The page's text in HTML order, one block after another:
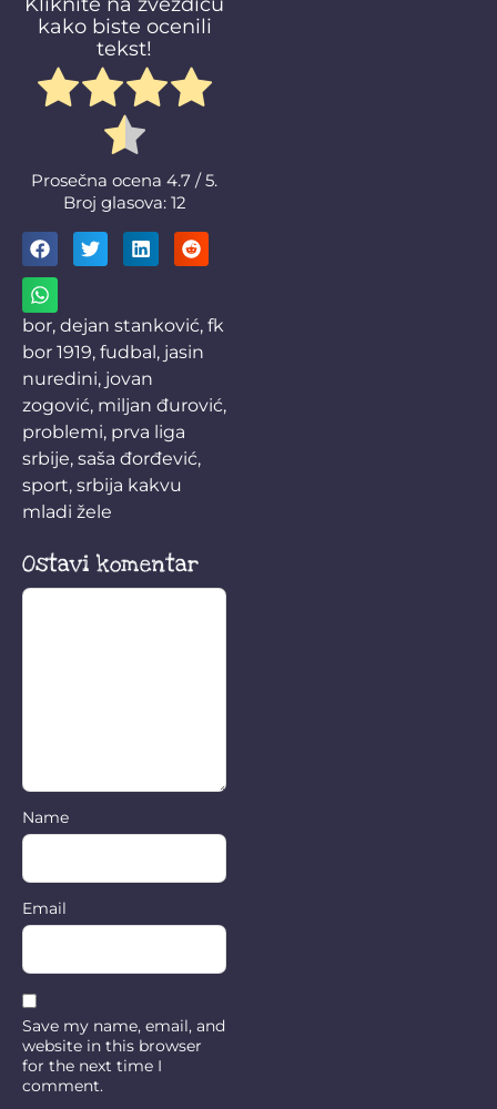
kako biste ocenili
tekst!
Prosečna ocena 4.7 / 5.
Broj glasova: 12
bor, dejan stanković, fk
bor 1919, fudbal, jasin
nuredini, jovan
zogović, miljan đurović,
problemi, prva liga
srbije, saša đorđević,
sport, srbija kakvu
mladi žele
Ostavi komentar
Name
Email
Save my name, email, and
website in this browser
for the next time I
comment.